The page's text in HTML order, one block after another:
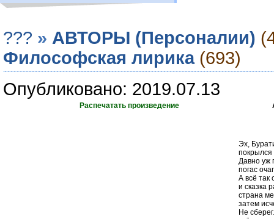
??? » АВТОРЫ (Персоналии)
Философская лирика (693)
Опубликовано: 2019.07.13
Распечатать произведение
Эх,
покрылся
Давно уж
погас
А всё так
и сказка
страна
затем
Не